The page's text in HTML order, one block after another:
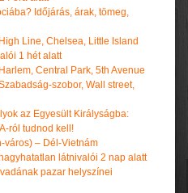
Időjárás, árak, tömeg,
Line, Chelsea, Little Island
1 hét alatt
Central Park, 5th Avenue
szobor, Wall street,
az Egyesült Királyságba:
ról tudnod kell!
város) – Dél-Vietnám
látnivalói 2 nap alatt
pazar helyszínei